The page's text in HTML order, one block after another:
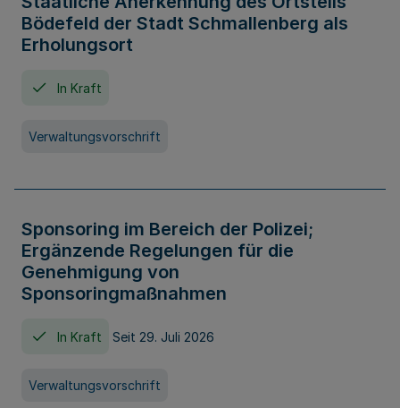
Bödefeld der Stadt Schmallenberg als
Erholungsort
In Kraft
Verwaltungsvorschrift
Sponsoring im Bereich der Polizei;
Ergänzende Regelungen für die
Genehmigung von
Sponsoringmaßnahmen
In Kraft Seit 29. Juli 2026
Verwaltungsvorschrift